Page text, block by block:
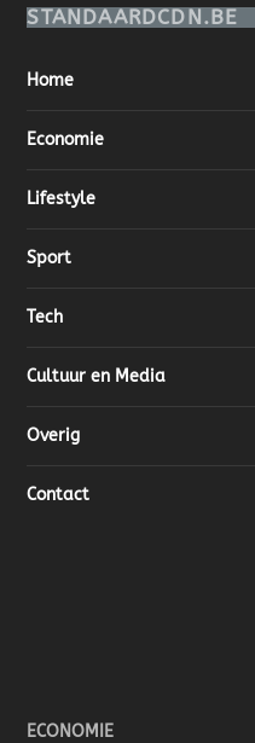
STANDAARDCDN.BE
Home
Economie
Lifestyle
Sport
Tech
Cultuur en Media
Overig
Contact
ECONOMIE